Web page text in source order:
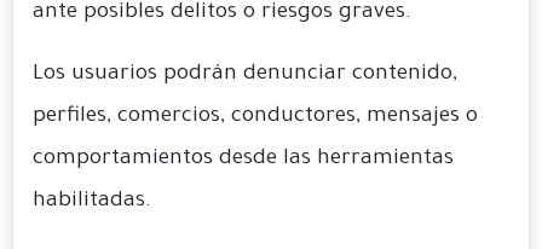
ante posibles delitos o riesgos graves.
Los usuarios podrán denunciar contenido,
perfiles, comercios, conductores, mensajes o
comportamientos desde las herramientas
habilitadas.